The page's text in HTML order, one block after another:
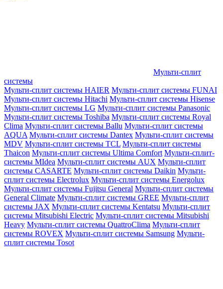
Мульти-сплит
системы
Мульти-сплит системы HAIER Мульти-сплит системы FUNAI
Мульти-сплит системы Hitachi Мульти-сплит системы Hisense
Мульти-сплит системы LG Мульти-сплит системы Panasonic
Мульти-сплит системы Toshiba Мульти-сплит системы Royal
Clima Мульти-сплит системы Ballu Мульти-сплит системы
AQUA Мульти-сплит системы Dantex Мульти-сплит системы
MDV Мульти-сплит системы TCL Мульти-сплит системы
Thaicon Мульти-сплит системы Ultima Comfort Мульти-сплит-
системы MIdea Мульти-сплит системы AUX Мульти-сплит
системы CASARTE Мульти-сплит системы Daikin Мульти-
сплит системы Electrolux Мульти-сплит системы Energolux
Мульти-сплит системы Fujitsu General Мульти-сплит системы
General Climate Мульти-сплит системы GREE Мульти-сплит
системы JAX Мульти-сплит системы Kentatsu Мульти-сплит
системы Mitsubishi Electric Мульти-сплит системы Mitsubishi
Heavy Мульти-сплит системы QuattroClima Мульти-сплит
системы ROVEX Мульти-сплит системы Samsung Мульти-
сплит системы Tosot